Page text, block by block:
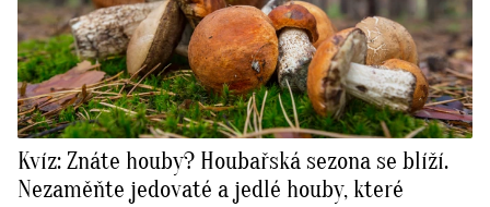
Kvíz: Znáte houby? Houbařská sezona se blíží.
Nezaměňte jedovaté a jedlé houby, které